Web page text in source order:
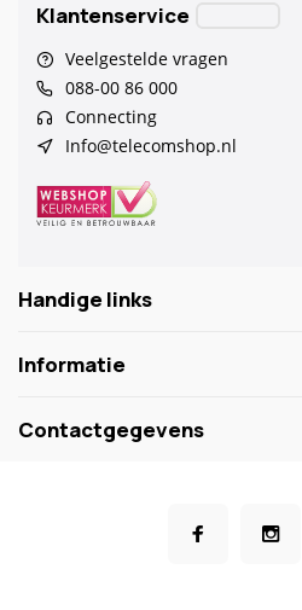
Klantenservice
Veelgestelde vragen
088-00 86 000
Connecting
Info@telecomshop.nl
Handige links
Informatie
Contactgegevens